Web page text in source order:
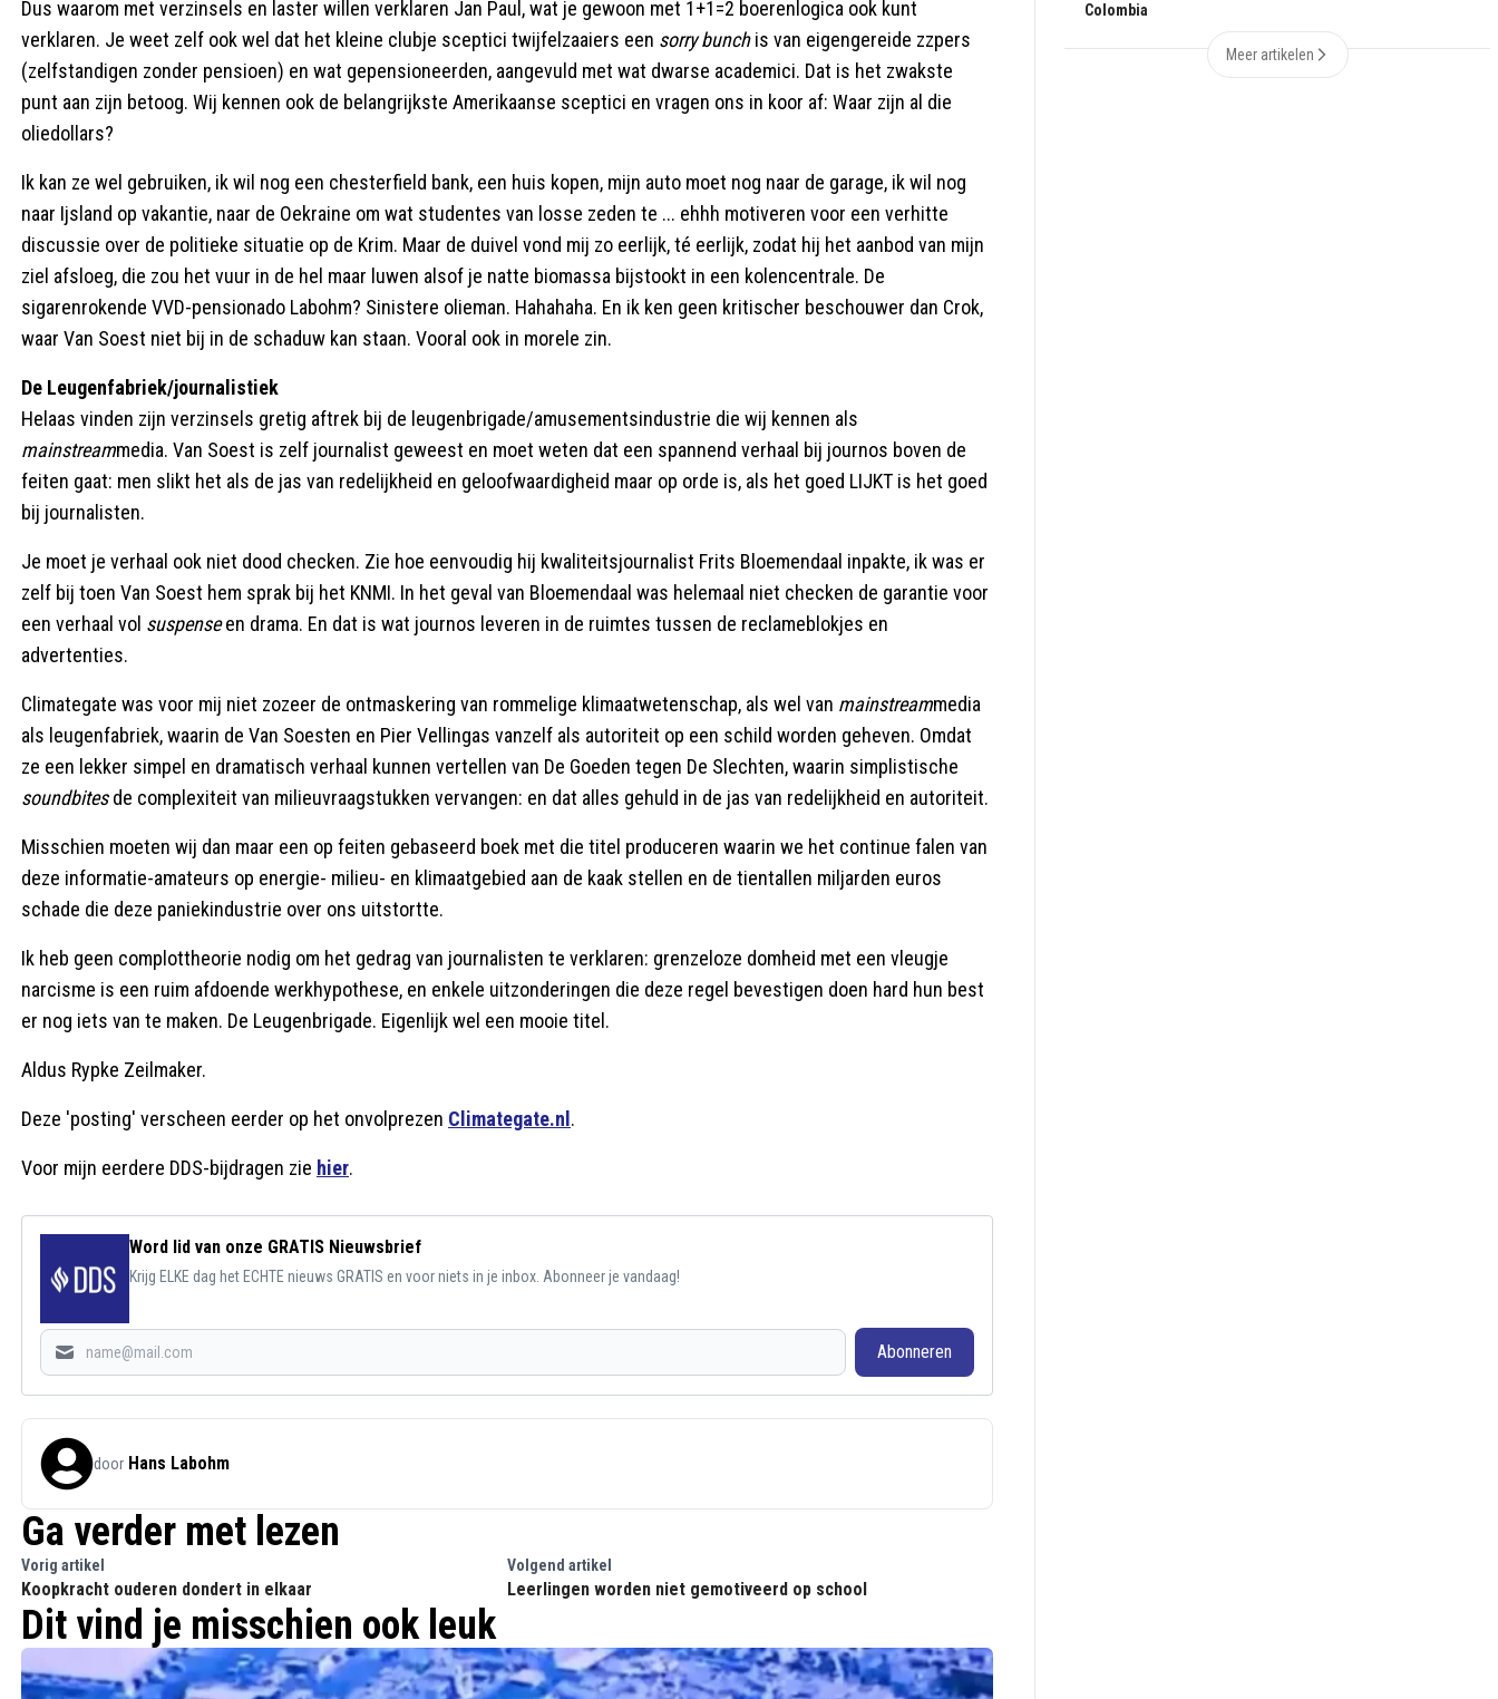
Dus waarom met verzinsels en laster willen verklaren Jan Paul, wat je gewoon met 1+1=2 boerenlogica ook kunt
verklaren. Je weet zelf ook wel dat het kleine clubje sceptici twijfelzaaiers een sorry bunchis van eigengereide zzpers
(zelfstandigen zonder pensioen) en wat gepensioneerden, aangevuld met wat dwarse academici. Dat is het zwakste
punt aan zijn betoog. Wij kennen ook de belangrijkste Amerikaanse sceptici en vragen ons in koor af: Waar zijn al die
oliedollars?
Ik kan ze wel gebruiken, ik wil nog een chesterfield bank, een huis kopen, mijn auto moet nog naar de garage, ik wil nog
naar Ijsland op vakantie, naar de Oekraine om wat studentes van losse zeden te ... ehhh motiveren voor een verhitte
discussie over de politieke situatie op de Krim. Maar de duivel vond mij zo eerlijk, té eerlijk, zodat hij het aanbod van mijn
ziel afsloeg, die zou het vuur in de hel maar luwen alsof je natte biomassa bijstookt in een kolencentrale. De
sigarenrokende VVD-pensionado Labohm? Sinistere olieman. Hahahaha. En ik ken geen kritischer beschouwer dan Crok,
waar Van Soest niet bij in de schaduw kan staan. Vooral ook in morele zin.
De Leugenfabriek/journalistiek
Helaas vinden zijn verzinsels gretig aftrek bij de leugenbrigade/amusementsindustrie die wij kennen als
mainstreammedia. Van Soest is zelf journalist geweest en moet weten dat een spannend verhaal bij journos boven de
feiten gaat: men slikt het als de jas van redelijkheid en geloofwaardigheid maar op orde is, als het goed LIJKT is het goed
bij journalisten.
Je moet je verhaal ook niet dood checken. Zie hoe eenvoudig hij kwaliteitsjournalist Frits Bloemendaal inpakte, ik was er
zelf bij toen Van Soest hem sprak bij het KNMI. In het geval van Bloemendaal was helemaal niet checken de garantie voor
een verhaal vol suspenseen drama. En dat is wat journos leveren in de ruimtes tussen de reclameblokjes en
advertenties.
Climategate was voor mij niet zozeer de ontmaskering van rommelige klimaatwetenschap, als wel van mainstreammedia
als leugenfabriek, waarin de Van Soesten en Pier Vellingas vanzelf als autoriteit op een schild worden geheven. Omdat
ze een lekker simpel en dramatisch verhaal kunnen vertellen van De Goeden tegen De Slechten, waarin simplistische
soundbitesde complexiteit van milieuvraagstukken vervangen: en dat alles gehuld in de jas van redelijkheid en autoriteit.
Misschien moeten wij dan maar een op feiten gebaseerd boek met die titel produceren waarin we het continue falen van
deze informatie-amateurs op energie- milieu- en klimaatgebied aan de kaak stellen en de tientallen miljarden euros
schade die deze paniekindustrie over ons uitstortte.
Ik heb geen complottheorie nodig om het gedrag van journalisten te verklaren: grenzeloze domheid met een vleugje
narcisme is een ruim afdoende werkhypothese, en enkele uitzonderingen die deze regel bevestigen doen hard hun best
er nog iets van te maken. De Leugenbrigade. Eigenlijk wel een mooie titel.
Aldus Rypke Zeilmaker.
Deze 'posting' verscheen eerder op het onvolprezen Climategate.nl .
Voor mijn eerdere DDS-bijdragen zie hier.
Word lid van onze GRATIS Nieuwsbrief
Krijg ELKE dag het ECHTE nieuws GRATIS en voor niets in je inbox. Abonneer je vandaag!
Abonneren
door Hans Labohm
Ga verder met lezen
Vorig artikel
Koopkracht ouderen dondert in elkaar
Volgend artikel
Leerlingen worden niet gemotiveerd op school
Dit vind je misschien ook leuk
Colombia
Meer artikelen